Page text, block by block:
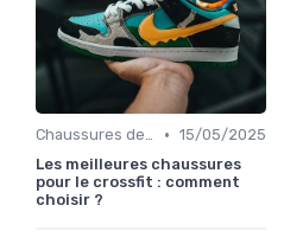
Chaussures de Sport • 15/05/2025
Les meilleures chaussures
pour le crossfit : comment
choisir ?